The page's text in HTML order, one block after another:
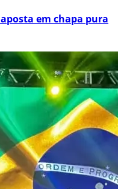
em chapa pura